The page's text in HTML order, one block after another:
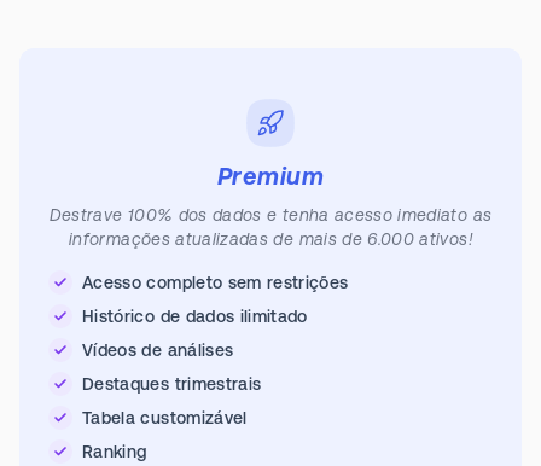
Premium
Destrave 100% dos dados e tenha acesso imediato as
informações atualizadas de mais de 6.000 ativos!
Acesso completo sem restrições
Histórico de dados ilimitado
Vídeos de análises
Destaques trimestrais
Tabela customizável
Ranking